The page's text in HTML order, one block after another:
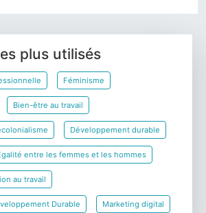
plus utilisés
Féminisme
Bien-être au travail
Développement durable
entre les femmes et les hommes
au travail
Durable Marketing digital